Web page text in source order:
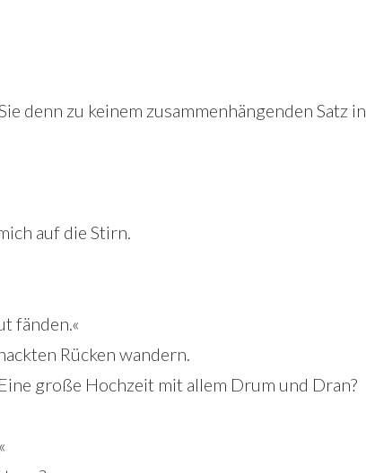
denn zu keinem zusammenhängenden Satz in
auf die Stirn.
fänden.«
Rücken wandern.
große Hochzeit mit allem Drum und Dran?